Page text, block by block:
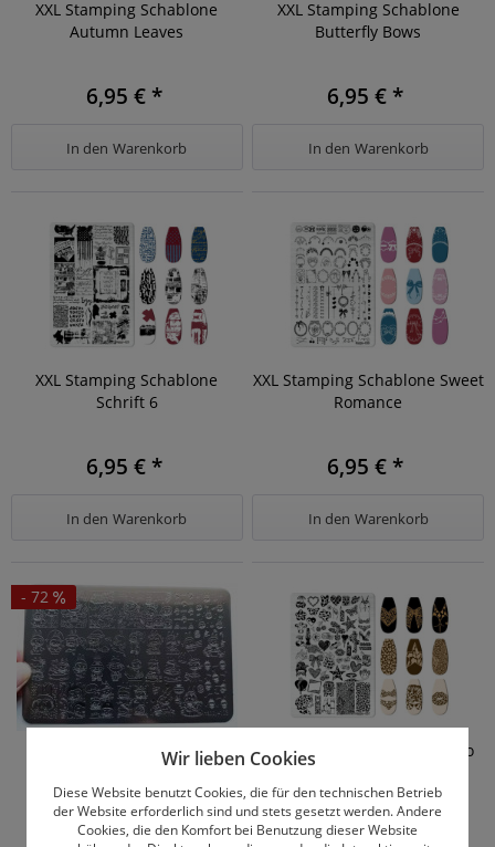
XXL Stamping Schablone
Autumn Leaves
6,95 € *
In den Warenkorb
XXL Stamping Schablone
Butterfly Bows
6,95 € *
In den Warenkorb
XXL Stamping Schablone
Schrift 6
6,95 € *
In den Warenkorb
XXL Stamping Schablone Sweet
Romance
6,95 € *
In den Warenkorb
- 72
XXL Stamping Schablone
Monster Hype
6,95 € * 1,95 € *
XXL Stamping Schablone Leo
6,95 € *
Wir lieben Cookies
Diese Website benutzt Cookies, die für den technischen Betrieb
der Website erforderlich sind und stets gesetzt werden. Andere
Cookies, die den Komfort bei Benutzung dieser Website